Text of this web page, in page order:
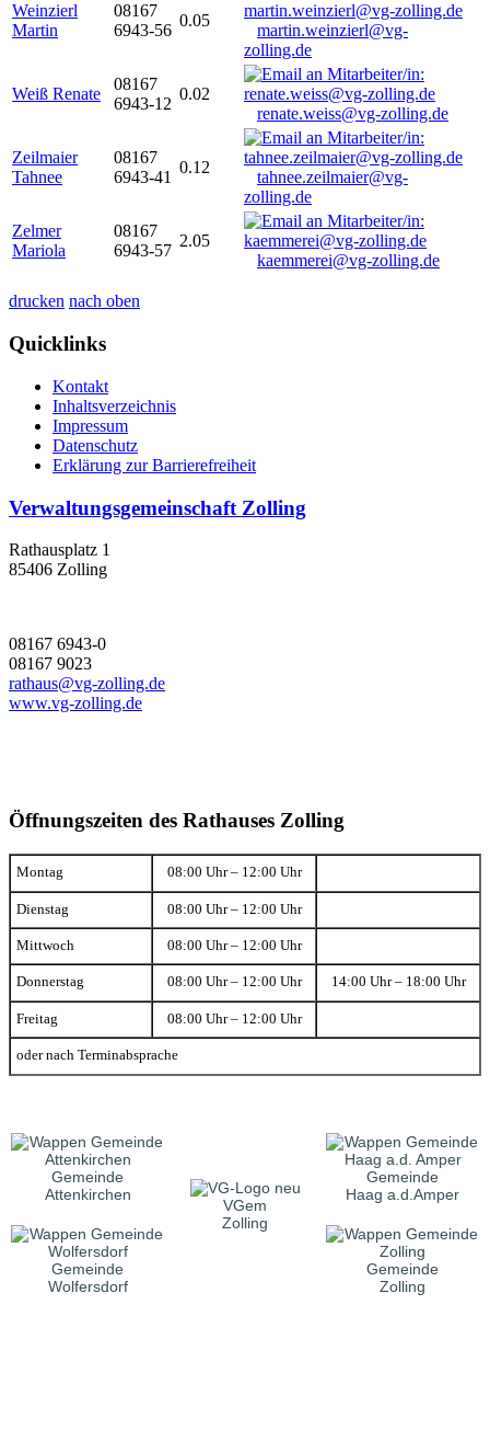
Weinzierl
Martin
08167
6943-56
0.05
martin.weinzierl@vg-
zolling.de
Weiß Renate
08167
6943-12
0.02
renate.weiss@vg-zolling.de
Zeilmaier
Tahnee
08167
6943-41
0.12
tahnee.zeilmaier@vg-
zolling.de
Zelmer
Mariola
08167
6943-57
2.05
kaemmerei@vg-zolling.de
drucken nach oben
Quicklinks
Kontakt
Inhaltsverzeichnis
Impressum
Datenschutz
Erklärung zur Barrierefreiheit
Verwaltungsgemeinschaft Zolling
Rathausplatz 1
85406 Zolling
08167 6943-0
08167 9023
rathaus@vg-zolling.de
www.vg-zolling.de
Öffnungszeiten des Rathauses Zolling
Montag 08:00 Uhr – 12:00 Uhr
Dienstag 08:00 Uhr – 12:00 Uhr
Mittwoch 08:00 Uhr – 12:00 Uhr
Donnerstag 08:00 Uhr – 12:00 Uhr 14:00 Uhr – 18:00 Uhr
Freitag 08:00 Uhr – 12:00 Uhr
oder nach Terminabsprache
Gemeinde
Attenkirchen
VGem
Zolling
Gemeinde
Haag a.d.Amper
Gemeinde
Wolfersdorf
Gemeinde
Zolling